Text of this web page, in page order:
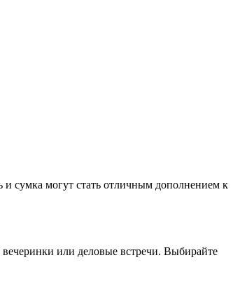
сумка могут стать отличным дополнением к
или деловые встречи. Выбирайте